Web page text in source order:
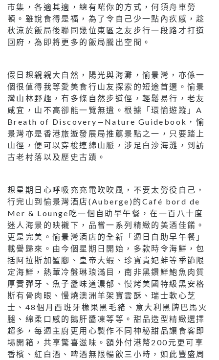
市集，各適其適，總有啱你的方式，何須舟車勞
頓。雖說食得是福，為了令自己少一點內疚感，趁
秋涼於飯局後聯同幾位東區之友步行一段路才打道
回府，為即將更多的飯局騰出空間。
假日想親親大自然，陽光與海灘，愉景灣，亦係一
個很值得我等愛美食行山友探索的短途首選。愉景
灣山林野趣，有多條自然步道俓，輕鬆易行，老友
咸宜，山不高卻能一覽無遺。根據「環愉遊蹤」A
Breath of Discovery—Nature Guidebook，愉
景灣亦是香港旅遊發展局推薦景點之一，只要踏上
山徑，便可以穿梭連綿山脈，涉足白沙海灘，到訪
古老村落以及歷史古蹟。
想星期日心呼吸充充電吹吹風，不要太勞役自己，
行完山到愉景灣酒店(Auberge)的Café bord de
Mer & Lounge吃一個自助早午餐，在一百八十度
迷人海景的映襯下，品嘗一系列精緻的美酒佳餚。
更是完美。愉景灣酒店的全新「週日自助早午餐」
載譽歸來。由今個星期日開始，多款時令海鮮，包
括阿拉斯加蟹腳、皇帝大蝦、珍寶貴妃蚌等季節限
定海鮮，熱葷冷盤琳琅滿目，南非黑鑽鮮鮑魚肉質
厚實彈牙、魚子醬味道濃郁、慢烤美國特級黑安格
斯有骨肉眼、慢燒澳洲羊架寶雲酥、瑞士軟心芝
士、48個月西班牙橡果黑毛豬、意大利黑牌巴馬火
腿、绵柔口感的鵝肝醬凍等等。甜品造型精緻選擇
超多，每週主廚更用心製作不同神秘甜品讓食客即
場開箱，共享驚喜滋味。額外付港幣200元更可享
香檳、紅白酒、啤酒無限暢飲三小時，如此豐盛周